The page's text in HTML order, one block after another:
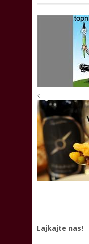
<
Lajkajte nas!